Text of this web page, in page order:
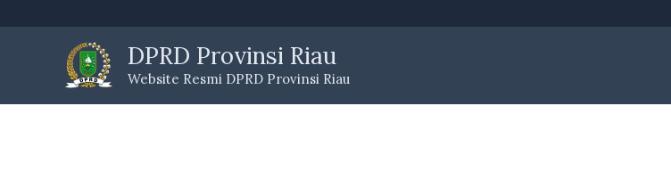
DPRD Provinsi Riau
Website Resmi DPRD Provinsi Riau